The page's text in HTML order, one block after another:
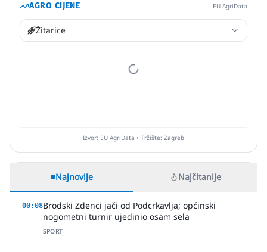
AGRO CIJENE EU AgriData
Žitarice
Izvor: EU AgriData • Tržište: Zagreb
Najnovije Najčitanije
00:08Brodski Zdenci jači od Podcrkavlja; općinski
nogometni turnir ujedinio osam sela
SPORT